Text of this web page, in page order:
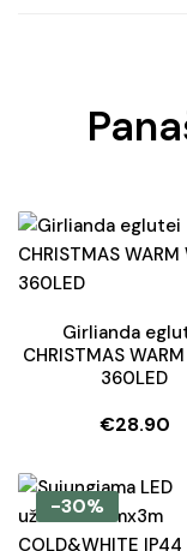
Girlianda
CHRISTMAS
360LED
€28.90
-30%